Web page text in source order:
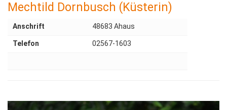
Mechtild Dornbusch (Küsterin)
Anschrift 48683 Ahaus
Telefon 02567-1603